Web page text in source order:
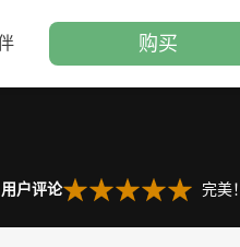
购买
用户评论 完美！